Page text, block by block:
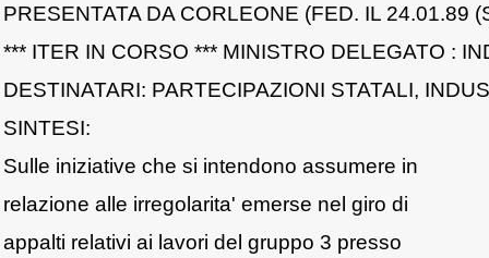
PRESENTATA DA CORLEONE (FED. IL 24.01.89
*** ITER IN CORSO *** MINISTRO DELEGATO :
DESTINATARI: PARTECIPAZIONI STATALI,
SINTESI:
Sulle iniziative che si intendono assumere in
relazione alle irregolarita' emerse nel giro di
appalti relativi ai lavori del gruppo 3 presso